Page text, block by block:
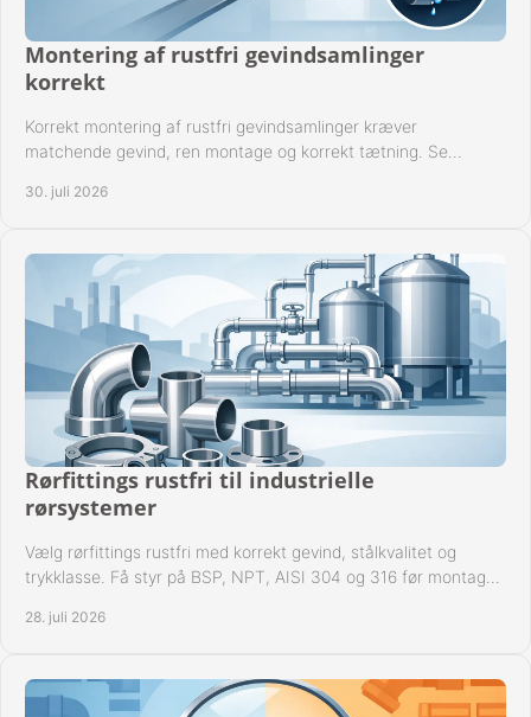
Montering af rustfri gevindsamlinger
korrekt
Korrekt montering af rustfri gevindsamlinger kræver
matchende gevind, ren montage og korrekt tætning. Se
30. juli 2026
Rørfittings rustfri til industrielle
rørsystemer
Vælg rørfittings rustfri med korrekt gevind, stålkvalitet og
trykklasse. Få styr på BSP, NPT, AISI 304 og 316 før montage
28. juli 2026